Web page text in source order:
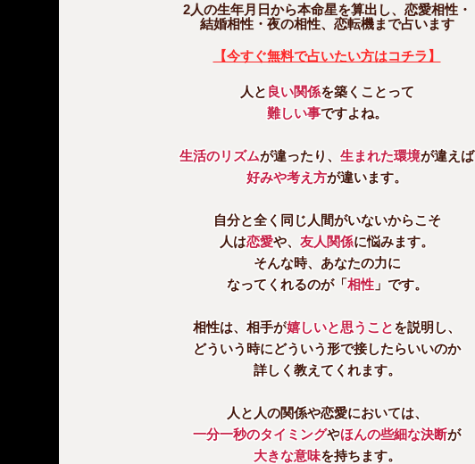
2人の生年月日から本命星を算出し、恋愛相性・
結婚相性・夜の相性、恋転機まで占います
【今すぐ無料で占いたい方はコチラ】
人と 良い関係を築くことって
難しい事ですよね。
生活のリズムが違ったり、 生まれた環境が違えば
好みや考え方が違います。
自分と全く同じ人間がいないからこそ
人は恋愛や、 友人関係に悩みます。
そんな時、あなたの力に
なってくれるのが「相性」です。
相性は、相手が嬉しいと思うことを説明し、
どういう時にどういう形で接したらいいのか
詳しく教えてくれます。
人と人の関係や恋愛においては、
一分一秒のタイミングやほんの些細な決断が
大きな意味を持ちます。